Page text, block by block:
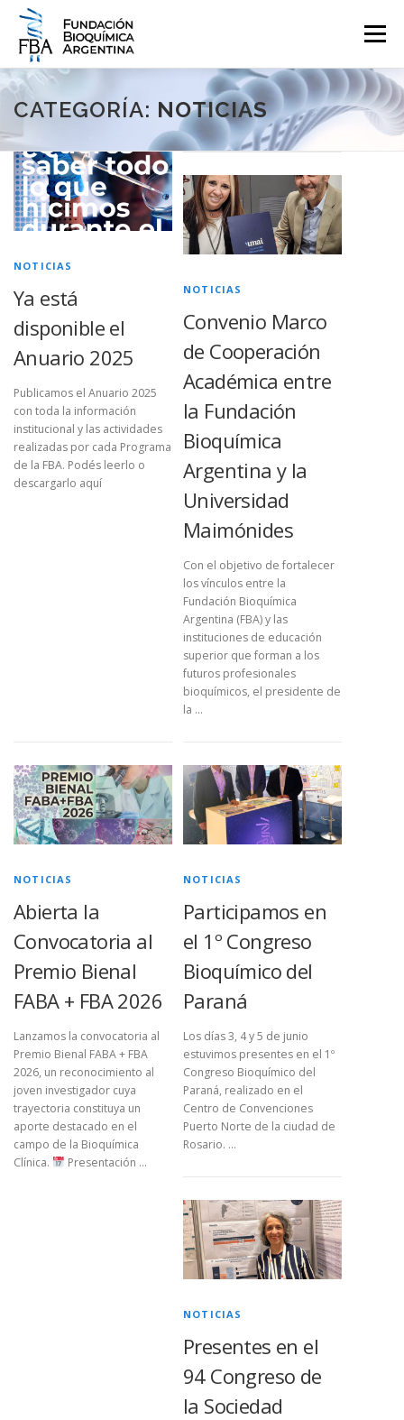
Saltar
contenido
Menú
QUIENES SOMOS PROGRAMAS EVENTOS COMUNICACIÓN
CONTACTO INGRESAR
CATEGORÍA: NOTICIAS
NOTICIAS
Ya está
disponible el
Anuario 2025
Publicamos el Anuario 2025
con toda la información
institucional y las actividades
realizadas por cada Programa
de la FBA. Podés leerlo o
descargarlo aquí
NOTICIAS
Convenio Marco
de Cooperación
Académica entre
la Fundación
Bioquímica
Argentina y la
Universidad
Maimónides
Con el objetivo de fortalecer
los vínculos entre la
Fundación Bioquímica
Argentina (FBA) y las
instituciones de educación
superior que forman a los
futuros profesionales
bioquímicos, el presidente de
la …
NOTICIAS
Abierta la
Convocatoria al
Premio Bienal
FABA + FBA 2026
Lanzamos la convocatoria al
Premio Bienal FABA + FBA
2026, un reconocimiento al
joven investigador cuya
trayectoria constituya un
aporte destacado en el
campo de la Bioquímica
Clínica.
Presentación …
NOTICIAS
Participamos en
el 1º Congreso
Bioquímico del
Paraná
Los días 3, 4 y 5 de junio
estuvimos presentes en el 1º
Congreso Bioquímico del
Paraná, realizado en el
Centro de Convenciones
Puerto Norte de la ciudad de
Rosario. …
NOTICIAS
Presentes en el
94 Congreso de
la Sociedad
N
a
v
e
c
i
ó
n
d
e
e
n
t